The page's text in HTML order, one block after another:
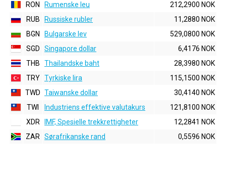
RON
Rumenske leu
212,2900 NOK
RUB
Russiske rubler
11,2880 NOK
BGN
Bulgarske lev
529,0800 NOK
SGD
Singapore dollar
6,4176 NOK
THB
Thailandske baht
28,3980 NOK
TRY Tyrkiske lira
115,1500 NOK
TWD Taiwanske dollar
30,4140 NOK
TWI
Industriens effektive valutakurs
121,8100 NOK
XDR
IMF, Spesielle trekkrettigheter
12,2841 NOK
ZAR
Sørafrikanske rand 0,5596 NOK